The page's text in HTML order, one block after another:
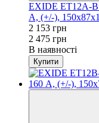
EXIDE ET12A-
А, (+/-),
2 153 грн
2 475 грн
В наявності
Купити